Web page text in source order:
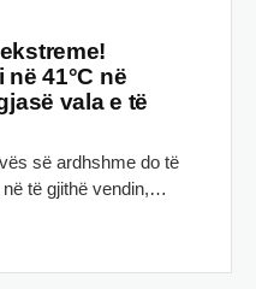
41°C në
vala e të
së ardhshme do të
të gjithë vendin,…